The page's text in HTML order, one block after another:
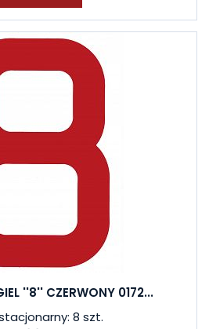
''8'' CZERWONY 0172...
8 szt.